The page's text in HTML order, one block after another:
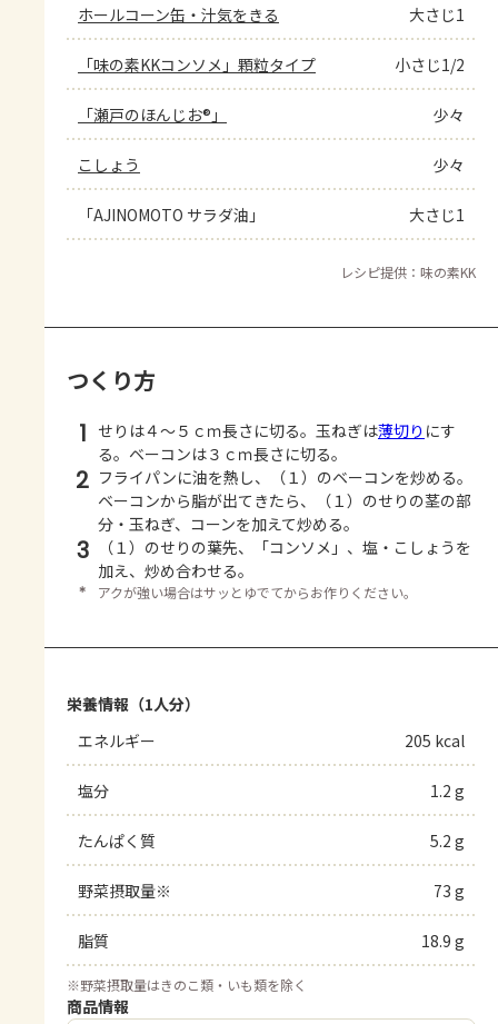
ホールコーン缶・汁気をきる 大さじ1
「味の素KKコンソメ」顆粒タイプ 小さじ1/2
「瀬戸のほんじお®」 少々
こしょう 少々
「AJINOMOTO サラダ油」 大さじ1
レシピ提供：味の素KK
つくり方
1 せりは４～５ｃｍ長さに切る。玉ねぎは薄切り にす
る。ベーコンは３ｃｍ長さに切る。
2 フライパンに油を熱し、（１）のベーコンを炒める。
ベーコンから脂が出てきたら、（１）のせりの茎の部
分・玉ねぎ、コーンを加えて炒める。
3
（１）のせりの葉先、「コンソメ」、塩・こしょうを
加え、炒め合わせる。
＊ アクが強い場合はサッとゆでてからお作りください。
栄養情報（1人分）
エネルギー
205 kcal
塩分 1.2 g
たんぱく質 5.2 g
野菜摂取量※ 73 g
脂質 18.9 g
※野菜摂取量はきのこ類・いも類を除く
商品情報